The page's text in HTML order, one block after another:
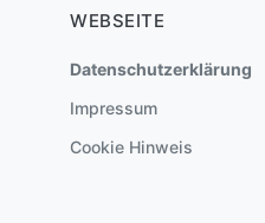
WEBSEITE
Datenschutzerklärung
Impressum
Cookie Hinweis